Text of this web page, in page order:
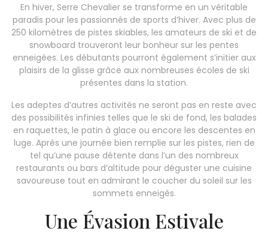
En hiver, Serre Chevalier se transforme en un véritable
paradis pour les passionnés de sports d’hiver. Avec plus de
250 kilomètres de pistes skiables, les amateurs de ski et de
snowboard trouveront leur bonheur sur les pentes
enneigées. Les débutants pourront également s’initier aux
plaisirs de la glisse grâce aux nombreuses écoles de ski
présentes dans la station.
Les adeptes d’autres activités ne seront pas en reste avec
des possibilités infinies telles que le ski de fond, les balades
en raquettes, le patin à glace ou encore les descentes en
luge. Après une journée bien remplie sur les pistes, rien de
tel qu’une pause détente dans l’un des nombreux
restaurants ou bars d’altitude pour déguster une cuisine
savoureuse tout en admirant le coucher du soleil sur les
sommets enneigés.
Une Évasion Estivale